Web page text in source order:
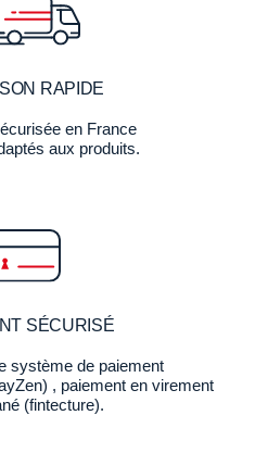
RAPIDE
en France
aux produits.
SÉCURISÉ
système de paiement
, paiement en virement
(fintecture).